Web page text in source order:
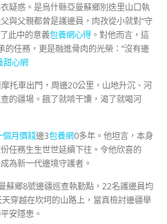
疑惑。是烏什縣亞曼蘇鄉別迭里山口執
與父親都曾是護邊員，肉孜從小就對“守
此中的意義包養網心得 。對他而言，這
任務，更是融進骨肉的光榮：“沒有邊
甜心網
托車出門，周邊20公里，山地升沉、河
的疆場。餓了就啃干馕，渴了就喝河
個月價錢邊3包養網0多年。他坦言，本身
任務生生世世延續下往。令他欣喜的
為新一代邊境守護者。
蘇鄉8號邊疆巡查執勤點，22名護邊員均
穿越在坎坷的山路上，當真檢討邊疆舉
安隱患。